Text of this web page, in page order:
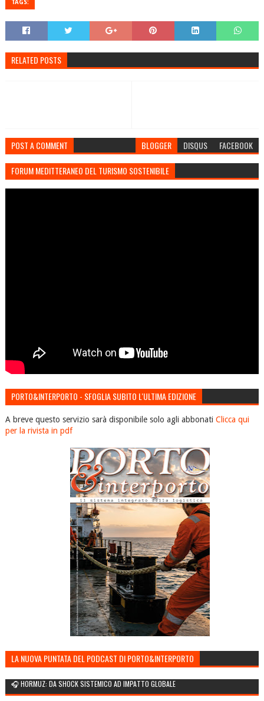
TAGS:
RELATED POSTS
POST A COMMENT BLOGGER DISQUS FACEBOOK
FORUM MEDITTERANEO DEL TURISMO SOSTENIBILE
PORTO&INTERPORTO - SFOGLIA SUBITO L'ULTIMA EDIZIONE
A breve questo servizio sarà disponibile solo agli abbonati Clicca qui
per la rivista in pdf
LA NUOVA PUNTATA DEL PODCAST DI PORTO&INTERPORTO
🎧 HORMUZ: DA SHOCK SISTEMICO AD IMPATTO GLOBALE